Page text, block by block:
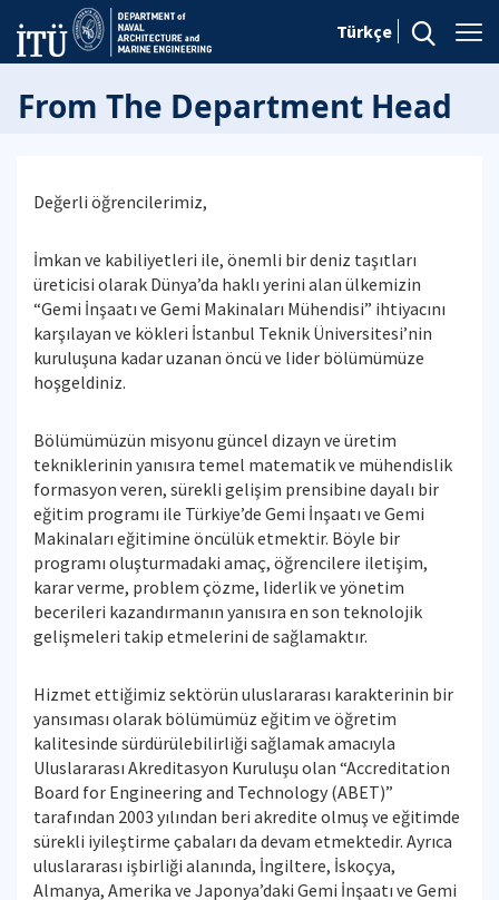
Türkçe
From The Department Head
Değerli öğrencilerimiz,
İmkan ve kabiliyetleri ile, önemli bir deniz taşıtları
üreticisi olarak Dünya’da haklı yerini alan ülkemizin
“Gemi İnşaatı ve Gemi Makinaları Mühendisi” ihtiyacını
karşılayan ve kökleri İstanbul Teknik Üniversitesi’nin
kuruluşuna kadar uzanan öncü ve lider bölümümüze
hoşgeldiniz.
Bölümümüzün misyonu güncel dizayn ve üretim
tekniklerinin yanısıra temel matematik ve mühendislik
formasyon veren, sürekli gelişim prensibine dayalı bir
eğitim programı ile Türkiye’de Gemi İnşaatı ve Gemi
Makinaları eğitimine öncülük etmektir. Böyle bir
programı oluşturmadaki amaç, öğrencilere iletişim,
karar verme, problem çözme, liderlik ve yönetim
becerileri kazandırmanın yanısıra en son teknolojik
gelişmeleri takip etmelerini de sağlamaktır.
Hizmet ettiğimiz sektörün uluslararası karakterinin bir
yansıması olarak bölümümüz eğitim ve öğretim
kalitesinde sürdürülebilirliği sağlamak amacıyla
Uluslararası Akreditasyon Kuruluşu olan “Accreditation
Board for Engineering and Technology (ABET)”
tarafından 2003 yılından beri akredite olmuş ve eğitimde
sürekli iyileştirme çabaları da devam etmektedir. Ayrıca
uluslararası işbirliği alanında, İngiltere, İskoçya,
Almanya, Amerika ve Japonya’daki Gemi İnşaatı ve Gemi